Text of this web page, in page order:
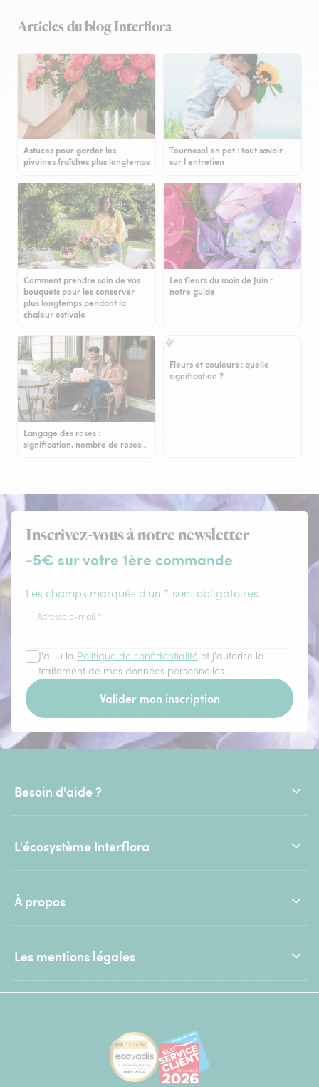
Articles du blog Interflora
Astuces pour garder les
pivoines fraîches plus longtemps
Tournesol en pot : tout savoir
sur l'entretien
Comment prendre soin de vos
bouquets pour les conserver
plus longtemps pendant la
chaleur estivale
Les fleurs du mois de Juin :
notre guide
Langage des roses :
signification, nombre de roses…
Fleurs et couleurs : quelle
signification ?
Inscrivez-vous à notre newsletter
-5€ sur votre 1ère commande
Les champs marqués d'un * sont obligatoires.
Adresse e-mail *
J'ai lu la Politique de confidentialité et j'autorise le
traitement de mes données personnelles.
Valider mon inscription
Besoin d'aide ?
L'écosystème Interflora
À propos
Les mentions légales